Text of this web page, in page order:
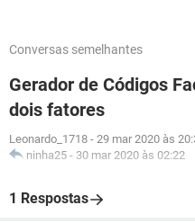
Conversas semelhantes
Gerador de Códigos
dois fatores
Leonardo_1718 - 29 mar 2020 às
ninha25 - 30 mar 2020 às 02:22
1 Respostas